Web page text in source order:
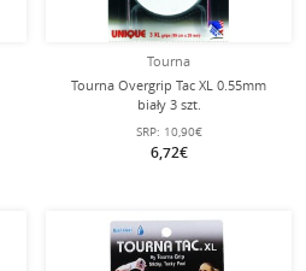
Tourna
Tourna Overgrip Tac XL 0.55mm
biały 3 szt.
SRP: 10,90€
6,72€